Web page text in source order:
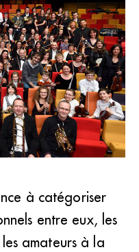
se présentent pour
national de
Abramowitz)
à catégoriser
entre eux, les
amateurs à la